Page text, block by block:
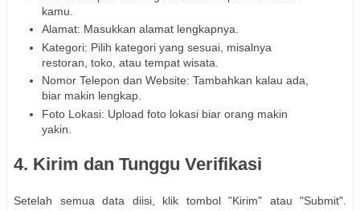
kamu.
Alamat: Masukkan alamat lengkapnya.
Kategori: Pilih kategori yang sesuai, misalnya
restoran, toko, atau tempat wisata.
Nomor Telepon dan Website: Tambahkan kalau ada,
biar makin lengkap.
Foto Lokasi: Upload foto lokasi biar orang makin
yakin.
4. Kirim dan Tunggu Verifikasi
Setelah semua data diisi, klik tombol "Kirim" atau "Submit".